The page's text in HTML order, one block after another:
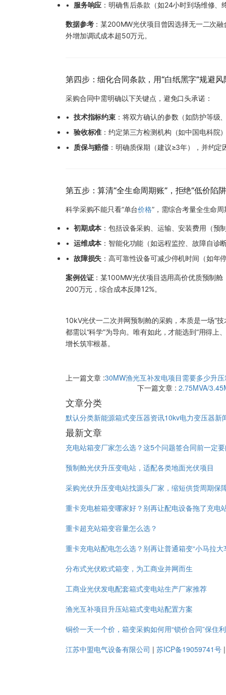
•
服务响应 ：明确售后条款（如24小时到场维修、
数据参考：某200MW光伏项目曾因选择无一二次
外增加调试成本超50万元。
第四步：细化合同条款，用“白纸黑字”规避风
采购合同中需明确以下关键点，避免口头承诺：
• 技术指标约束：将双方确认的参数（如防护等级
• 验收标准 ：约定第三方检测机构（如中国电科
•
质保与赔偿 ：明确质保期（建议≥3年），并约
第五步：算清“全生命周期账”，拒绝“低价陷
科学采购不能只看“单台价格”，需综合考量全生命
• 初期成本 ：包括设备采购、运输、安装费用（
• 运维成本 ：智能化功能（如远程监控、故障自
• 故障损失 ：高可靠性设备可减少停机时间（如
案例佐证：某100MW光伏项目选用高价优质预制
200万元，综合成本反降12%。
10kV光伏一二次并网预制舱的采购，本质是一场“
都需以“科学”为导向。唯有如此，才能选到“用得
增长筑牢根基。
上一篇文章 :​30MW渔光互补发电项目需要多少升
下一篇文章 : 2.75MVA/
文章分类
默认分类新能源箱式变压器资讯10kv电力变压器新
最新文章
充电站箱变厂家怎么选？这5个问题签合同前一定
预制舱光伏升压变电站，适配各类地面光伏项目
采购光伏升压变电站找源头厂家，缩短供货周期保
重卡充电桩箱变哪家好？别再让配电设备拖了充电
重卡超充站箱变容量怎么选？
重卡充电站配电怎么选？别再让普通箱变“小马拉大
分布式光伏欧式箱变，为工商业并网而生
工商业光伏发电配套箱式变电站生产厂家推荐
渔光互补项目升压站箱式变电站配置方案
铜价一天一个价，箱变采购如何用“锁价合同”保住
江苏中盟电气设备有限公司 | 苏ICP备19059741号